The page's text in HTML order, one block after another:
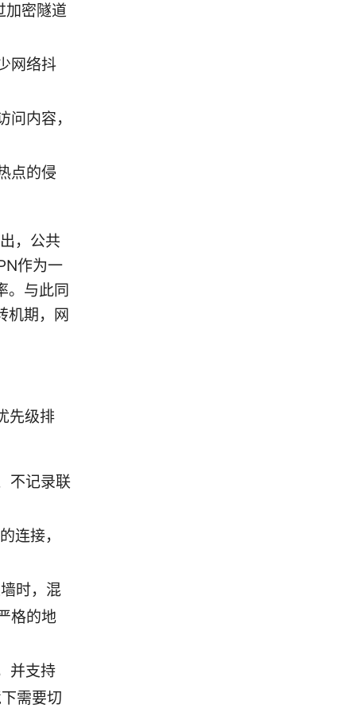
加密隧道
网络抖
内容，
点的侵
，公共
作为一
。与此同
机期，网
先级排
不记录联
连接，
时，混
格的地
并支持
需要切